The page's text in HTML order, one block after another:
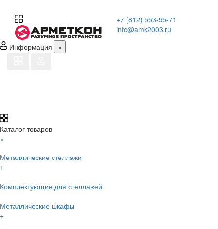
+7 (812) 553-95-71
info@amk2003.ru
Информация
×
Каталог товаров
×
Металлические стеллажи
+
Комплектующие для стеллажей
Металлические шкафы
+